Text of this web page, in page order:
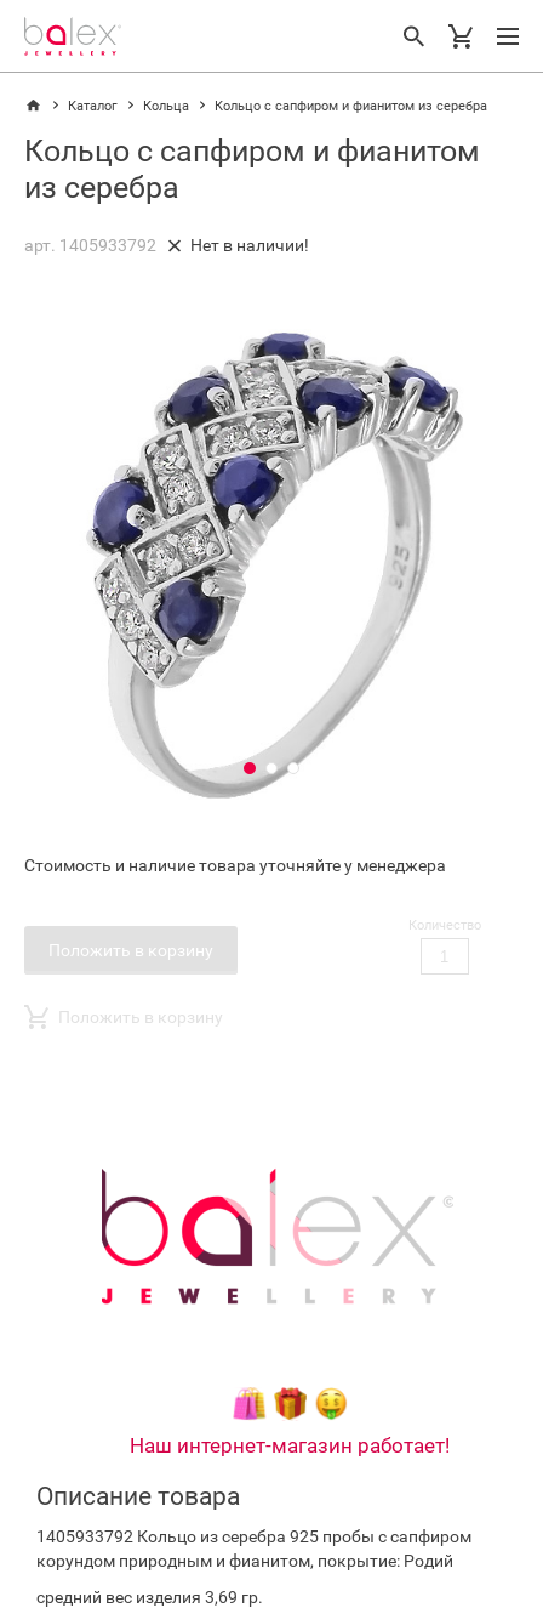
Каталог Кольца Кольцо с сапфиром и фианитом из серебра
Кольцо с сапфиром и фианитом
из серебра
арт. 1405933792 Нет в наличии!
Стоимость и наличие товара уточняйте у менеджера
Положить в корзину
Количество
Положить в корзину
Наш интернет-магазин работает!
Описание товара
1405933792 Кольцо из серебра 925 пробы с сапфиром
корундом природным и фианитом, покрытие: Родий
средний вес изделия 3,69 гр.